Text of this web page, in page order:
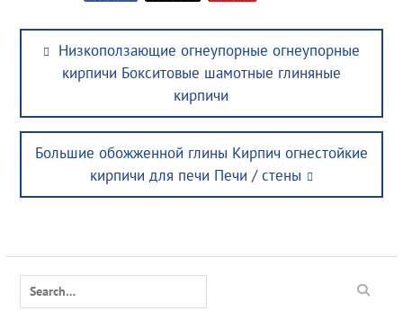
Post
navigation
Previous
post:
Низкоползающие огнеупорные огнеупорные
кирпичи Бокситовые шамотные глиняные
кирпичи
Next
Большие обожженной глины Кирпич огнестойкие
кирпичи для печи Печи / стены
Search